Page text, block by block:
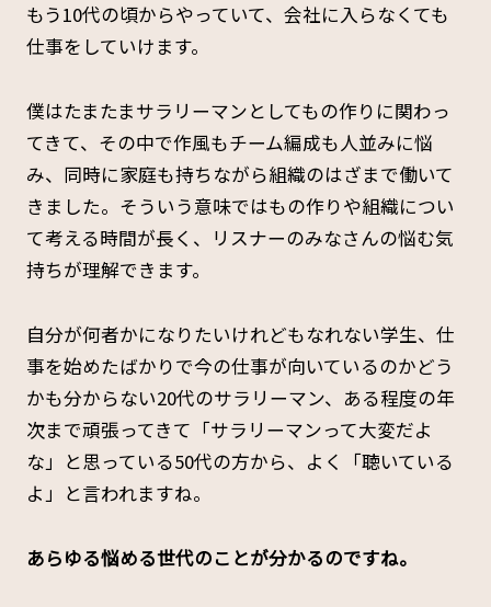
もう10代の頃からやっていて、会社に入らなくても
仕事をしていけます。
僕はたまたまサラリーマンとしてもの作りに関わっ
てきて、その中で作風もチーム編成も人並みに悩
み、同時に家庭も持ちながら組織のはざまで働いて
きました。そういう意味ではもの作りや組織につい
て考える時間が長く、リスナーのみなさんの悩む気
持ちが理解できます。
自分が何者かになりたいけれどもなれない学生、仕
事を始めたばかりで今の仕事が向いているのかどう
かも分からない20代のサラリーマン、ある程度の年
次まで頑張ってきて「サラリーマンって大変だよ
な」と思っている50代の方から、よく「聴いている
よ」と言われますね。
――あらゆる悩める世代のことが分かるのですね。